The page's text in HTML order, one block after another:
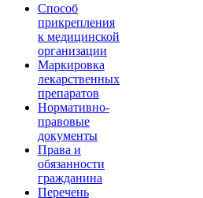
Способ
прикрепления
к медицинской
организации
Маркировка
лекарственных
препаратов
Нормативно-
правовые
документы
Права и
обязанности
гражданина
Перечень